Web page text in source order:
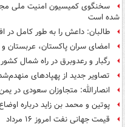
سخنگوی کمیسیون امنیت ملی
شده است
طالبان: داعش را به طور کامل در
امضای سران پاکستان، عربستان
رگبار و رعدوبرق در راه شمال کشور
تصاویر جدید از پهپادهای
انصارالله: متجاوزان سعودی در
پوتین و محمد بن زاید درباره
قیمت جهانی نفت امروز ۱۶ مرداد